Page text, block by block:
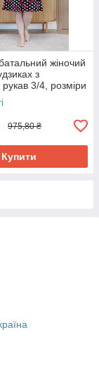
жіночий
з
3/4, розміри
- червоні
975,80 ₴
Купити